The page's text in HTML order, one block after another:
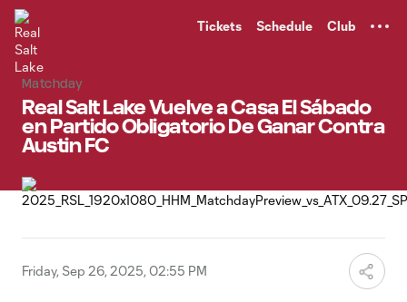
Tickets Schedule Club
Matchday
Real Salt Lake Vuelve a Casa El Sábado
en Partido Obligatorio De Ganar Contra
Austin FC
Friday, Sep 26, 2025, 02:55 PM